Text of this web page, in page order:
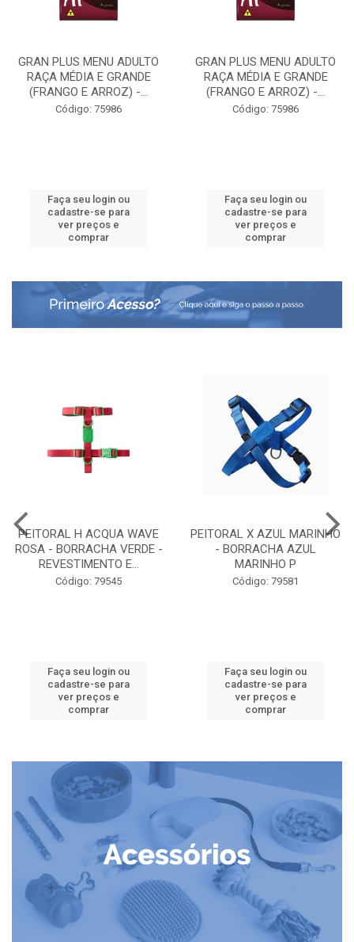
GRAN PLUS MENU ADULTO
RAÇA MÉDIA E GRANDE
(FRANGO E ARROZ) -...
Código: 75986
Faça seu login ou
cadastre-se para
ver preços e
comprar
GRAN PLUS MENU ADULTO
RAÇA MÉDIA E GRANDE
(FRANGO E ARROZ) -...
Código: 75986
Faça seu login ou
cadastre-se para
ver preços e
comprar
PEITORAL H ACQUA WAVE
ROSA - BORRACHA VERDE -
REVESTIMENTO E...
Código: 79545
Faça seu login ou
cadastre-se para
ver preços e
comprar
PEITORAL X AZUL MARINHO
- BORRACHA AZUL
MARINHO P
Código: 79581
Faça seu login ou
cadastre-se para
ver preços e
comprar